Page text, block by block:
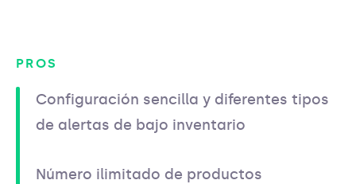
PROS
Configuración sencilla y diferentes tipos
de alertas de bajo inventario
Número ilimitado de productos